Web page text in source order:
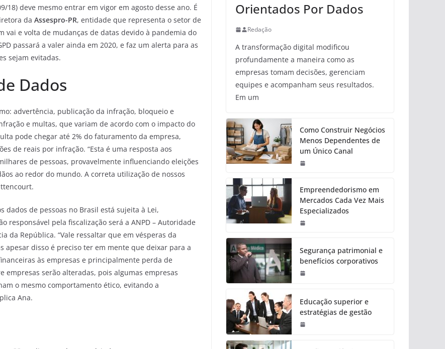
18) deve mesmo entrar em vigor em agosto desse ano. É
da Assespro-PR, entidade que representa o setor de
vai e volta de mudanças de datas devido à pandemia do
passará a valer ainda em 2020, e faz um alerta para as
sejam evitadas.
Dados
advertência, publicação da infração, bloqueio e
e multas, que variam de acordo com o impacto do
pode chegar até 2% do faturamento da empresa,
de reais por infração. “Esta é uma resposta aos
de pessoas, provavelmente influenciando eleições
ao redor do mundo. A correta utilização de nossos
dados de pessoas no Brasil está sujeita à Lei,
responsável pela fiscalização será a ANPD – Autoridade
da República. “Vale ressaltar que em vésperas da
apesar disso é preciso ter em mente que deixar para a
às empresas e principalmente perda de
empresas serão alteradas, pois algumas empresas
o mesmo comportamento ético, evitando a
Ana.
Orientados Por Dados
Redação
A transformação digital modificou
profundamente a maneira como as
empresas tomam decisões, gerenciam
equipes e acompanham seus resultados.
Em um
Como Construir Negócios
Menos Dependentes de
um Único Canal
Empreendedorismo em
Mercados Cada Vez Mais
Especializados
Segurança patrimonial e
benefícios corporativos
Educação superior e
estratégias de gestão